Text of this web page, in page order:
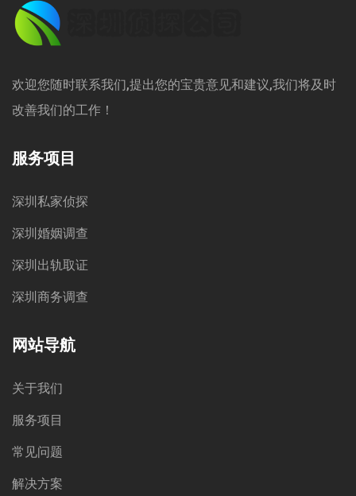
欢迎您随时联系我们,提出您的宝贵意见和建议,我们将及时
改善我们的工作！
服务项目
深圳私家侦探
深圳婚姻调查
深圳出轨取证
深圳商务调查
网站导航
关于我们
服务项目
常见问题
解决方案